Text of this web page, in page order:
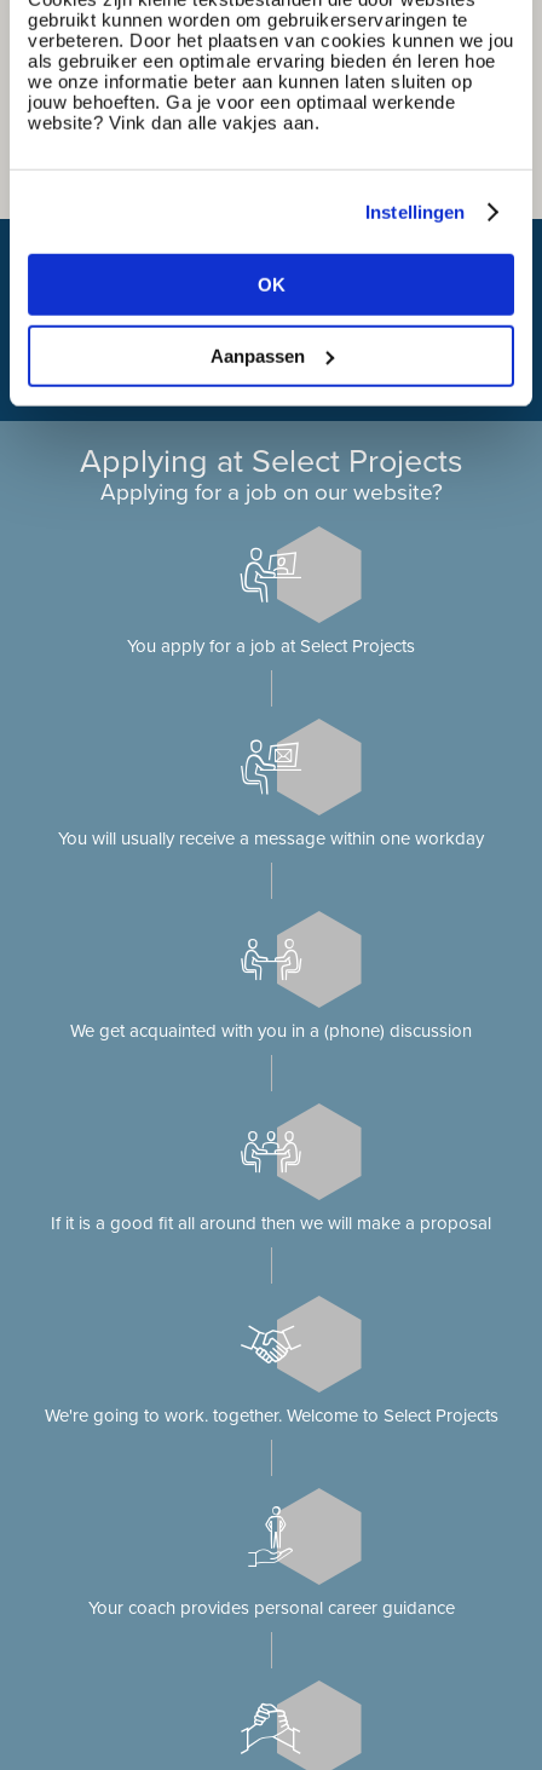
gebruikt kunnen worden om gebruikerservaringen te
verbeteren. Door het plaatsen van cookies kunnen we jou
als gebruiker een optimale ervaring bieden én leren hoe
we onze informatie beter aan kunnen laten sluiten op
jouw behoeften. Ga je voor een optimaal werkende
website? Vink dan alle vakjes aan.
Instellingen
OK
Aanpassen
What is my travel time?
Applying at Select Projects
Applying for a job on our website?
You apply for a job at Select Projects
You will usually receive a message within one workday
We get acquainted with you in a (phone) discussion
If it is a good fit all around then we will make a proposal
We're going to work. together. Welcome to Select Projects
Your coach provides personal career guidance